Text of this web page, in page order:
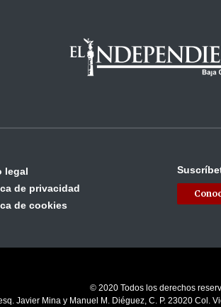
legal
de privacidad
de cookies
© 2020 Todos los derechos
Javier Mina y Manuel M. Diéguez, C. P. 23020 Col.